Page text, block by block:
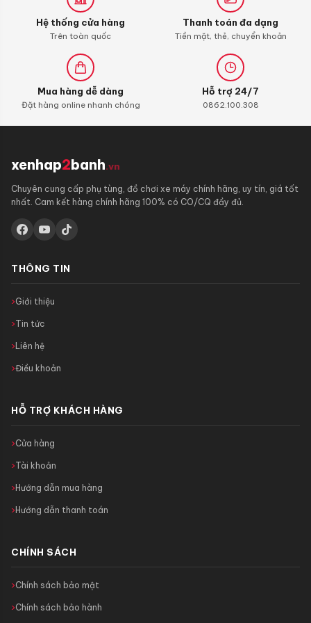
Hệ thống cửa hàng
Trên toàn quốc
Thanh toán đa dạng
Tiền mặt, thẻ, chuyển khoản
Mua hàng dễ dàng
Đặt hàng online nhanh chóng
Hỗ trợ 24/7
0862.100.308
xenhap2banh.vn
Chuyên cung cấp phụ tùng, đồ chơi xe máy chính hãng, uy tín, giá tốt
nhất. Cam kết hàng chính hãng 100% có CO/CQ đầy đủ.
THÔNG TIN
Giới thiệu
Tin tức
Liên hệ
Điều khoản
HỖ TRỢ KHÁCH HÀNG
Cửa hàng
Tài khoản
Hướng dẫn mua hàng
Hướng dẫn thanh toán
CHÍNH SÁCH
Chính sách bảo mật
Chính sách bảo hành